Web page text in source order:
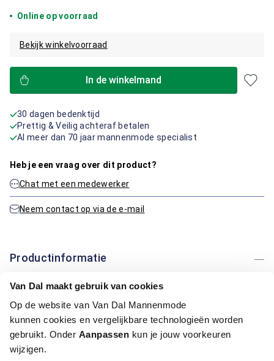
Van Dal maakt gebruik van cookies
Op de website van Van Dal Mannenmode
kunnen cookies en vergelijkbare technologieën worden
gebruikt. Onder Aanpassen kun je jouw voorkeuren
wijzigen.
Online op voorraad
Bekijk winkelvoorraad
In de winkelmand
30 dagen bedenktijd
Prettig & Veilig achteraf betalen
Al meer dan 70 jaar mannenmode specialist
Heb je een vraag over dit product?
Chat met een medewerker
Neem contact op via de e-mail
Productinformatie
Artikelnummer
1016256-76
Kleur:
Ecru / Kit, Wit
Materiaal:
100% Polyester
Deze broek van Bartlett Active biedt ultiem comfort met een